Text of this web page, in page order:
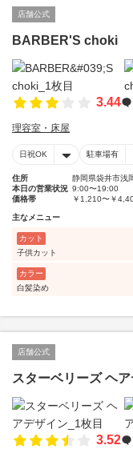
店舗公式
BARBER'S choki
3.44
理容室・床屋
日祝OK 駐車場有
住所
静岡県袋井市浅
本日の営業状況 9:00〜19:00
価格帯
￥1,210〜￥
主なメニュー
カット
子供カット
カラー
白髪染め
店舗公式
スターベリーズ ヘ
3.52